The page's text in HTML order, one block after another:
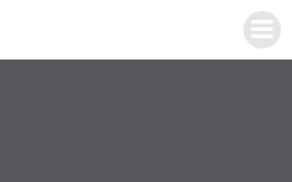
springen